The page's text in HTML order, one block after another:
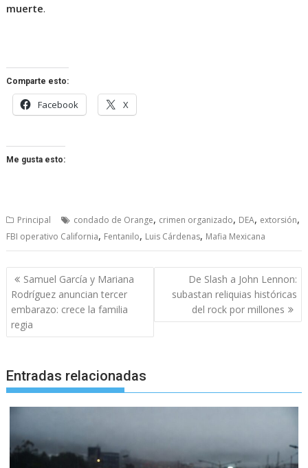
muerte.
Comparte esto:
Facebook X
Me gusta esto:
Principal condado de Orange, crimen organizado, DEA, extorsión,
FBI operativo California, Fentanilo, Luis Cárdenas, Mafia Mexicana
Navegación
de
entradas
Samuel García y Mariana
Rodríguez anuncian tercer
embarazo: crece la familia
regia
De Slash a John Lennon:
subastan reliquias históricas
del rock por millones
Entradas relacionadas